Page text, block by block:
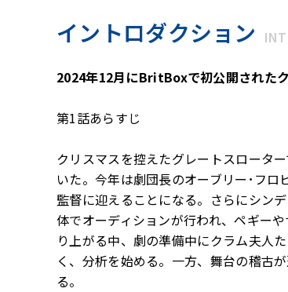
イントロダクション
2024年12月にBritBoxで初公開された
第1話あらすじ
クリスマスを控えたグレートスロータ
いた。今年は劇団長のオーブリー･フ
監督に迎えることになる。さらにシン
体でオーディションが行われ、ペギー
り上がる中、劇の準備中にクラム夫人
く、分析を始める。一方、舞台の稽古
る。